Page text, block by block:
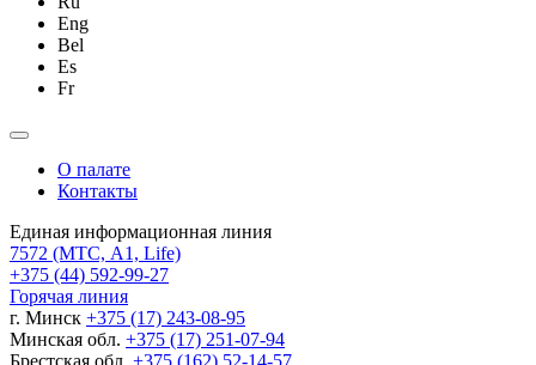
Eng
Bel
Es
Fr
О палате
Контакты
Единая информационная линия
7572 (МТС, A1, Life)
+375 (44) 592-99-27
Горячая линия
г. Минск +375 (17) 243-08-95
Минская обл. +375 (17) 251-07-94
Брестская обл. +375 (162) 52-14-57